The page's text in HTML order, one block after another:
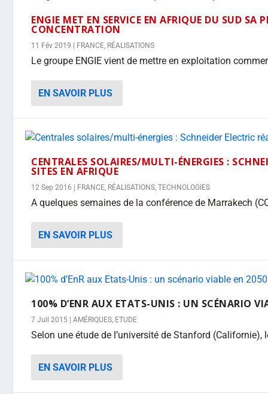
ENGIE MET EN SERVICE EN AFRIQUE DU SUD SA
CONCENTRATION
11 Fév 2019 FRANCE, RÉALISATIONS
Le groupe ENGIE vient de mettre en exploitation
EN SAVOIR PLUS
CENTRALES SOLAIRES/MULTI-ÉNERGIES :
SITES EN AFRIQUE
12 Sep 2016 FRANCE, RÉALISATIONS,TECHNOLOGIES
A quelques semaines de la conférence de Marrakech
EN SAVOIR PLUS
100% D’ENR AUX ETATS-UNIS : UN SCÉNARIO
7 Juil 2015 |AMÉRIQUES, ETUDE
Selon une étude de l’université de Stanford (Californie),
EN SAVOIR PLUS